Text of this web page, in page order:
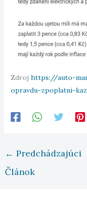
Zdroj https://auto-
opravdu-zpoplatni-
← Predchádzajúci
Článok